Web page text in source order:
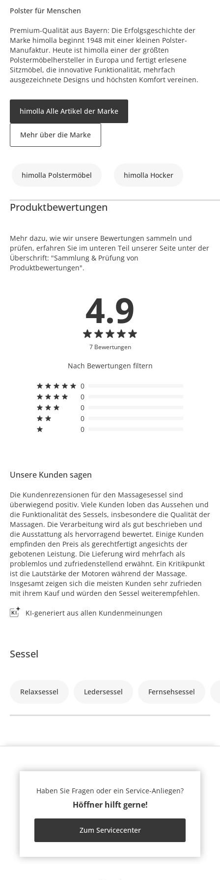
Polster für Menschen
Premium-Qualität aus Bayern: Die Erfolgsgeschichte der
Marke himolla beginnt 1948 mit einer kleinen Polster-
Manufaktur. Heute ist himolla einer der größten
Polstermöbelhersteller in Europa und fertigt erlesene
Sitzmöbel, die innovative Funktionalität, mehrfach
ausgezeichnete Designs und höchsten Komfort vereinen.
himolla Alle Artikel der Marke
Mehr über die Marke
himolla Polstermöbel himolla Hocker
Produktbewertungen
Mehr dazu, wie wir unsere Bewertungen sammeln und
prüfen, erfahren Sie im unteren Teil unserer Seite unter der
Überschrift: "Sammlung & Prüfung von
Produktbewertungen".
4.9
7 Bewertungen
Nach Bewertungen filtern
0
0
0
0
0
Unsere Kunden sagen
Die Kundenrezensionen für den Massagesessel sind
überwiegend positiv. Viele Kunden loben das Aussehen und
die Funktionalität des Sessels, insbesondere die Qualität der
Massagen. Die Verarbeitung wird als gut beschrieben und
die Ausstattung als hervorragend bewertet. Einige Kunden
empfinden den Preis als gerechtfertigt angesichts der
gebotenen Leistung. Die Lieferung wird mehrfach als
problemlos und zufriedenstellend erwähnt. Ein Kritikpunkt
ist die Lautstärke der Motoren während der Massage.
Insgesamt zeigen sich die meisten Kunden sehr zufrieden
mit ihrem Kauf und würden den Sessel weiterempfehlen.
KI-generiert aus allen Kundenmeinungen
Sessel
Relaxsessel Ledersessel Fernsehsessel
Haben Sie Fragen oder ein Service-Anliegen?
Höffner hilft gerne!
Zum Servicecenter